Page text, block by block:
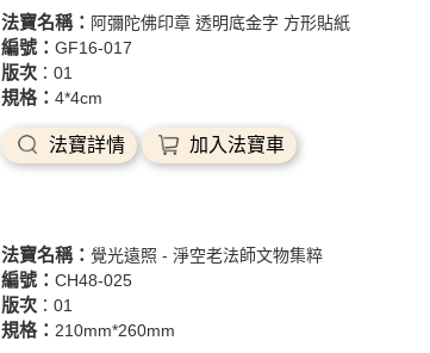
法寶名稱： 阿彌陀佛印章 透明底金字 方形貼紙
編號： GF16-017
版次 ：01
規格： 4*4cm
法寶詳情 加入法寶車
法寶名稱： 覺光遠照 - 淨空老法師文物集粹
編號： CH48-025
版次 ：01
規格： 210mm*260mm